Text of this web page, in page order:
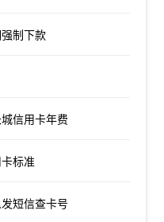
制下款
信用卡年费
标准
短信查卡号